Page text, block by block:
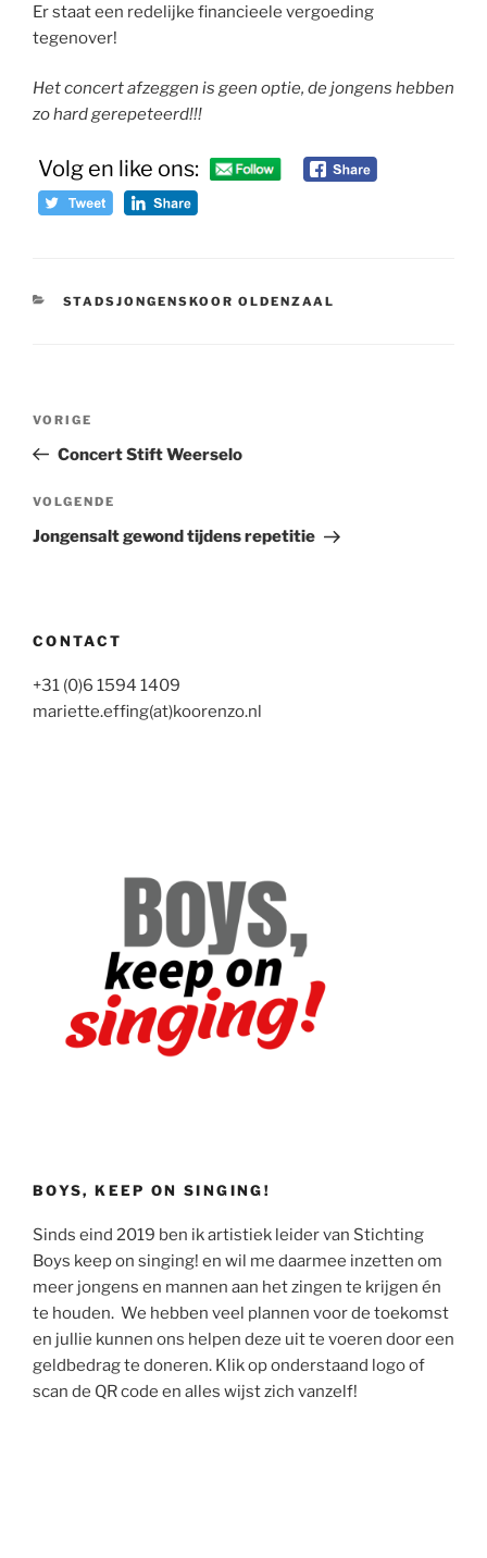
Er staat een redelijke financieele vergoeding
tegenover!
Het concert afzeggen is geen optie, de jongens hebben
zo hard gerepeteerd!!!
Volg en like ons:
CATEGORIEËN
STADSJONGENSKOOR OLDENZAAL
Vorig
bericht
VORIGE
Concert Stift Weerselo
Volgend
bericht
VOLGENDE
Jongensalt gewond tijdens repetitie
CONTACT
+31 (0)6 1594 1409
mariette.effing(at)koorenzo.nl
BOYS, KEEP ON SINGING!
Sinds eind 2019 ben ik artistiek leider van Stichting
Boys keep on singing! en wil me daarmee inzetten om
meer jongens en mannen aan het zingen te krijgen én
te houden. We hebben veel plannen voor de toekomst
en jullie kunnen ons helpen deze uit te voeren door een
geldbedrag te doneren. Klik op onderstaand logo of
scan de QR code en alles wijst zich vanzelf!